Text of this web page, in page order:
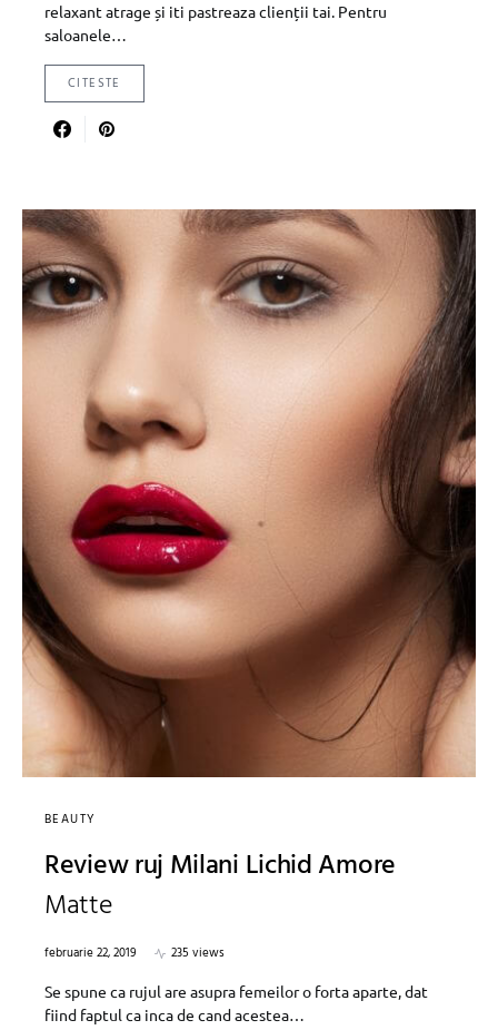
relaxant atrage și iti pastreaza clienții tai. Pentru
saloanele…
CITESTE
BEAUTY
Review ruj Milani Lichid Amore
Matte
februarie 22, 2019
235 views
Se spune ca rujul are asupra femeilor o forta aparte, dat
fiind faptul ca inca de cand acestea…